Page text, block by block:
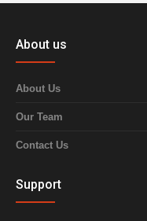
About us
About Us
Our Team
Contact Us
Support